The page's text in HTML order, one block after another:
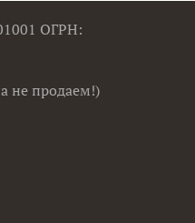
ОГРН:
не продаем!)